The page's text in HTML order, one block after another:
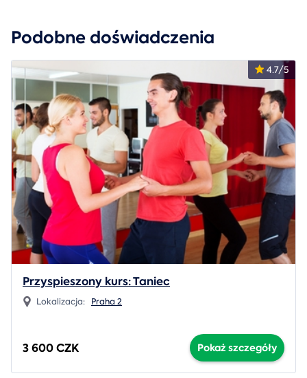
Podobne doświadczenia
4.7/5
Przyspieszony kurs: Taniec
Lokalizacja: Praha 2
3 600 CZK Pokaż szczegóły